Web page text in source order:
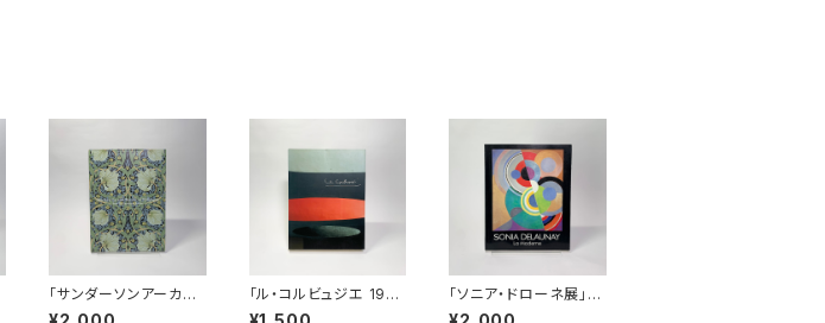
「サンダーソンアーカイ
ブ ウィリアム・モリス
「ル・コルビュジエ 199
6‐1997」展図録
「ソニア・ドローネ展」図
録